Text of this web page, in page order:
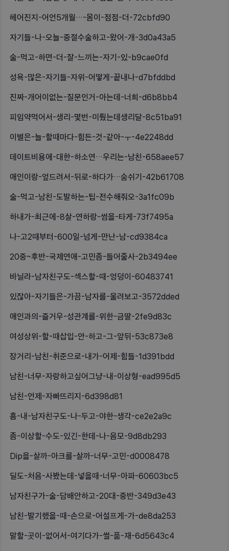
헤어진지-어언5개월…-몸이-점점-더-72cbfd90
자기들-나-오늘-중절수술하고-왔어-개-3d0a43a5
술-먹고-하면-더-잘-느끼는-자기-있-b9cae0fd
성욕-많은-자기들-자위-어떻게-끝내나-d7bfddbd
진짜-개어이없는-질문인거-아는데-너희-d6b8bb4
피임약먹어서-생리-몇번-미뤘는데생리달-8c51ba91
이별은-늘-할때마다-힘든-것-같아-ㅜ-4e2248dd
데이트비용에-대한-하소연…우리는-남친-658aee57
애인이랑-엎드려서-뒤로-하다가…숨쉬기-42b61708
술-먹고-남친-도발하는-팁-전수해줘오-3a1fc09b
하내가-최근에-8살-연하랑-썸을-타게-73f7495a
나-고2때부터-600일-넘게-만난-남-cd9384ca
20중~후반-국제연애-고민좀-들어줄사-2b3494ee
바닐라-남자친구도-섹스할-때-엉덩이-60483741
있잖아-자기들은-가끔-남자를-울려보고-3572dded
애인과의-즐거우-성관계를-위한-금딸-2fe9d83c
여성상위-할-때삽입-안-하고-그-앞뒤-53c873e8
장거리-남친-취준으로-내가-어제-힘들-1d391bdd
남친-너무-자랑하고싶어그냥-내-이상형-ead995d5
남친-언제-자빠뜨리지-6d398d81
흠-내-남자친구도-나-두고-야한-생각-ce2e2a9c
좀-이상할-수도-있긴-한데-나-음모-9d8db293
Dip을-살까-아크를-살까-너무-고민-d0008478
딜도-처음-사봤는데-넣을때-너무-아파-60603bc5
남자친구가-술-담배안하고-20대-중반-349d3e43
남친-발기했을-때-손으로-어설프게-가-de8da253
말할-곳이-없어서-여기다가-썰-풂-재-6d5643c4